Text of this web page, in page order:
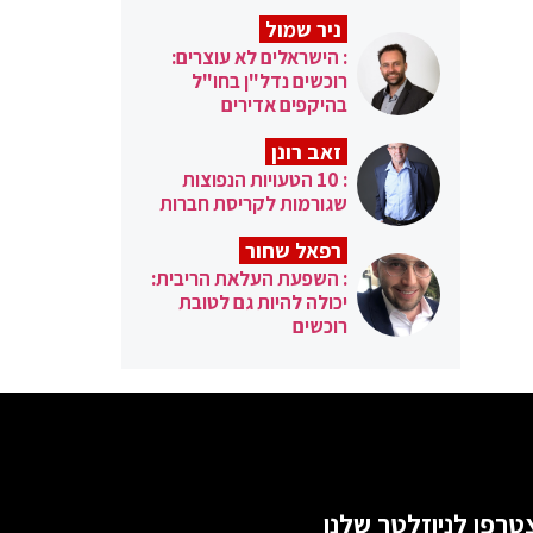
ניר שמול
: הישראלים לא עוצרים:
רוכשים נדל"ן בחו"ל
בהיקפים אדירים
זאב רונן
: 10 הטעויות הנפוצות
שגורמות לקריסת חברות
רפאל שחור
: השפעת העלאת הריבית:
יכולה להיות גם לטובת
רוכשים
לניוזלטר שלנו